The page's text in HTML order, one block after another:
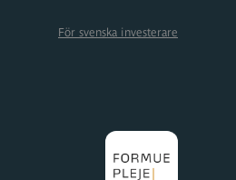
För svenska investerare